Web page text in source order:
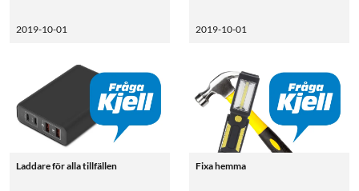
2019-10-01 2019-10-01
Laddare för alla tillfällen Fixa hemma